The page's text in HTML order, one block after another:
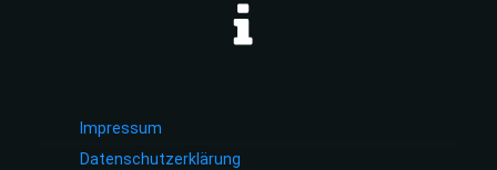
Impressum
Datenschutzerklärung